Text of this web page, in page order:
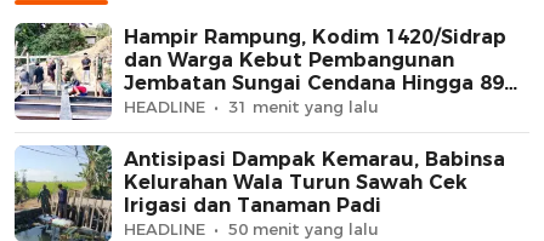
Hampir Rampung, Kodim 1420/Sidrap
dan Warga Kebut Pembangunan
Jembatan Sungai Cendana Hingga 89
Persen
HEADLINE 31 menit yang lalu
Antisipasi Dampak Kemarau, Babinsa
Kelurahan Wala Turun Sawah Cek
Irigasi dan Tanaman Padi
HEADLINE 50 menit yang lalu